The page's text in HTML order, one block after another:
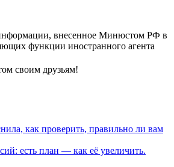
внесенное Минюстом РФ в
функции иностранного агента
своим друзьям!
как проверить, правильно ли вам
есть план — как её увеличить.